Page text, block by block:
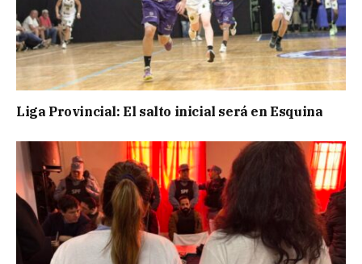
Liga Provincial: El salto inicial será en Esquina